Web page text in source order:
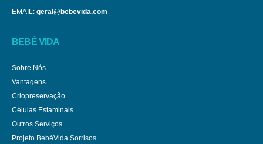
EMAIL: geral@bebevida.com
BEBÉ VIDA
Sobre Nós
Vantagens
Criopreservação
Células Estaminais
Outros Serviços
Projeto BebéVida Sorrisos